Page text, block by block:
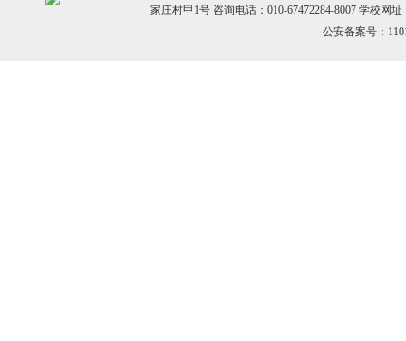
家庄村甲1号 咨询电话：010-67472284-8007 学校网
公安备案号：